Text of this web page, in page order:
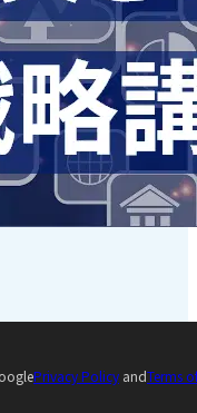
Privacy Policy andTerms